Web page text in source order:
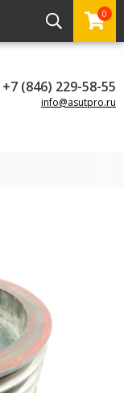
0
+7 (846) 229-58-55
info@asutpro.ru